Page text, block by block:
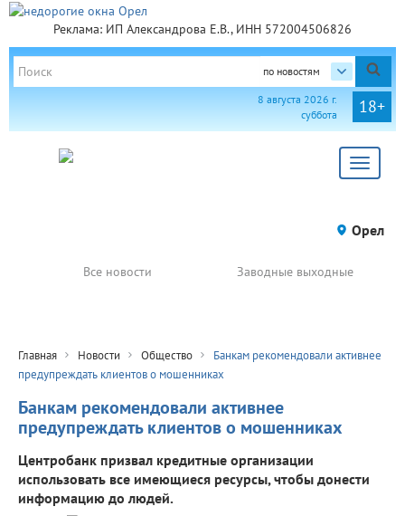
Реклама: ИП Александрова Е.В., ИНН 572004506826
по новостям
18+
8 августа 2026 г.
суббота
Toggle
Орел
Все новости Заводные выходные
Главная Новости Общество
Банкам рекомендовали активнее
предупреждать клиентов о мошенниках
Банкам рекомендовали активнее
предупреждать клиентов о мошенниках
Центробанк призвал кредитные организации
использовать все имеющиеся ресурсы, чтобы донести
информацию до людей.